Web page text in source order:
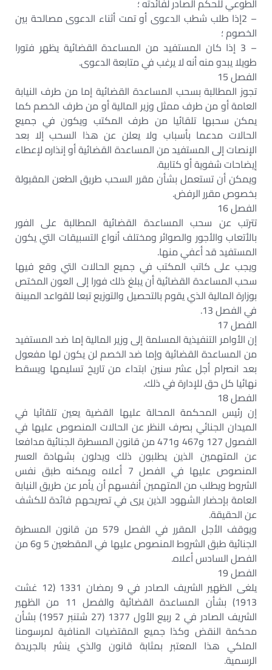
الطوعي للحكم الصادر لفائدته ؛
– 2إذا طلب شطب الدعوى أو تمت أثناء الدعوى مصالحة بين
الخصوم ؛
– 3 إذا كان المستفيد من المساعدة القضائية يظهر فتورا
طويلا يبدو منه أنه لا يرغب في متابعة الدعوى.
الفصل 15
تجوز المطالبة بسحب المساعدة القضائية إما من طرف النيابة
العامة أو من طرف ممثل وزير المالية أو من طرف الخصم كما
يمكن سحبها تلقائيا من طرف المكتب ويكون في جميع
الحالات مدعما بأسباب ولا يعلن عن هذا السحب إلا بعد
الإنصات إلى المستفيد من المساعدة القضائية أو إنذاره لإعطاء
إيضاحات شفوية أو كتابية.
ويمكن أن تستعمل بشأن مقرر السحب طريق الطعن المقبولة
بخصوص مقرر الرفض.
الفصل 16
تترتب عن سحب المساعدة القضائية المطالبة على الفور
بالأتعاب والأجور والصوائر ومختلف أنواع التسبيقات التي يكون
المستفيد قد أعفي منها.
ويجب على كاتب المكتب في جميع الحالات التي وقع فيها
سحب المساعدة القضائية أن يبلغ ذلك فورا إلى العون المختص
بوزارة المالية الذي يقوم بالتحصيل والتوزيع تبعا للقواعد المبينة
في الفصل 13.
الفصل 17
إن الأوامر التنفيذية المسلمة إلى وزير المالية إما ضد المستفيد
من المساعدة القضائية وإما ضد الخصم لن يكون لها مفعول
بعد انصرام أجل عشر سنين ابتداء من تاريخ تسليمها ويسقط
نهائيا كل حق للإدارة في ذلك.
الفصل 18
إن رئيس المحكمة المحالة عليها القضية يعين تلقائيا في
الميدان الجنائي بصرف النظر عن الحالات المنصوص عليها في
الفصول 127 و467 و471 من قانون المسطرة الجنائية مدافعا
عن المتهمين الذين يطلبون ذلك ويدلون بشهادة العسر
المنصوص عليها في الفصل 7 أعلاه ويمكنه طبق نفس
الشروط ويطلب من المتهمين أنفسهم أن يأمر عن طريق النيابة
العامة بإحضار الشهود الذين يرى في تصريحهم فائدة للكشف
عن الحقيقة.
ويوقف الأجل المقرر في الفصل 579 من قانون المسطرة
الجنائية طبق الشروط المنصوص عليها في المقطعين 5 و6 من
الفصل السادس أعلاه.
الفصل 19
يلغى الظهير الشريف الصادر في 9 رمضان 1331 (12 غشت
1913) بشأن المساعدة القضائية والفصل 11 من الظهير
الشريف الصادر في 2 ربيع الأول 1377 (27 شتنبر 1957) بشأن
محكمة النقض وكذا جميع المقتضيات المنافية لمرسومنا
الملكي هذا المعتبر بمثابة قانون والذي ينشر بالجريدة
الرسمية.